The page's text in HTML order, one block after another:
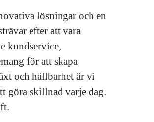
lösningar och en
efter att vara
kundservice,
för att skapa
och hållbarhet är vi
göra skillnad varje dag.